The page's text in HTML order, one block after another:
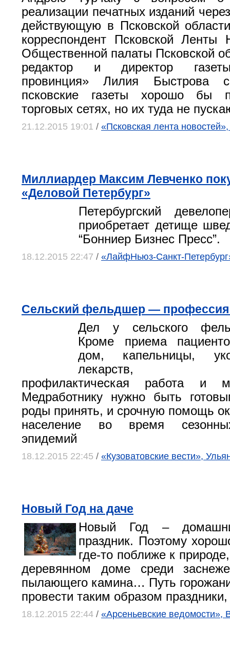
реализации печатных изданий
действующую в Псковской
корреспондент Псковской Ленты
Общественной палаты Псковской
редактор и директор
провинция» Лилия Быстрова
псковские газеты хорошо бы
торговых сетях, но их туда не
21.12.2015 19:01 / «Псковская лента
Миллиардер Максим Левченко
«Деловой Петербург»
Петербургский
приобретает детище
“Бонниер Бизнес Пресс”.
18.12.2015 22:47 / «ЛайфНьюз-Санкт-
Сельский фельдшер — профессия
Дел у сельского
Кроме приема
дом, капельницы,
лекарств,
профилактическая работа и
Медработнику нужно быть
роды принять, и срочную помощь
население во время
эпидемий
18.12.2015 22:45 / «Кузоватовские вести»,
Новый Год на даче
Новый Год –
праздник. Поэтому
где-то поближе к
деревянном доме среди
пылающего камина… Путь
провести таким образом
18.12.2015 22:44 / «Арсеньевские ведомости»,